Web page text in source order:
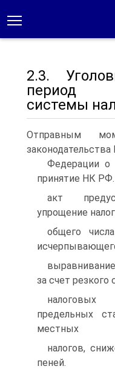
2.3.
период
системы
Отправным
Федерации о
принятие НК
акт
упрощение
общего
за счет резкого
предельных
местных
налогов,
пеней.